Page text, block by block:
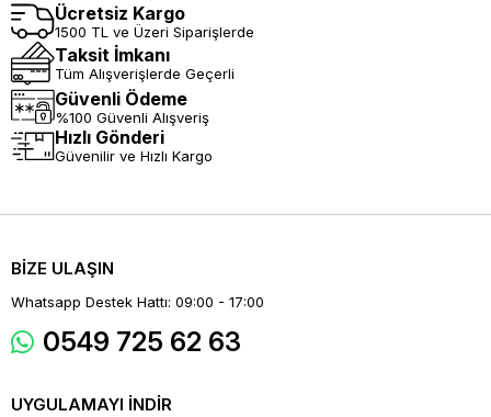
Ücretsiz Kargo
1500 TL ve Üzeri Siparişlerde
Taksit İmkanı
Tüm Alışverişlerde Geçerli
Güvenli Ödeme
%100 Güvenli Alışveriş
Hızlı Gönderi
Güvenilir ve Hızlı Kargo
BİZE ULAŞIN
Whatsapp Destek Hattı: 09:00 - 17:00
0549 725 62 63
UYGULAMAYI İNDİR